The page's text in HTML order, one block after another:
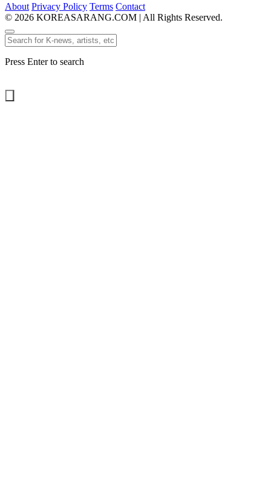
About Privacy Policy Terms Contact
© 2026 KOREASARANG.COM | All Rights Reserved.
Press Enter to search